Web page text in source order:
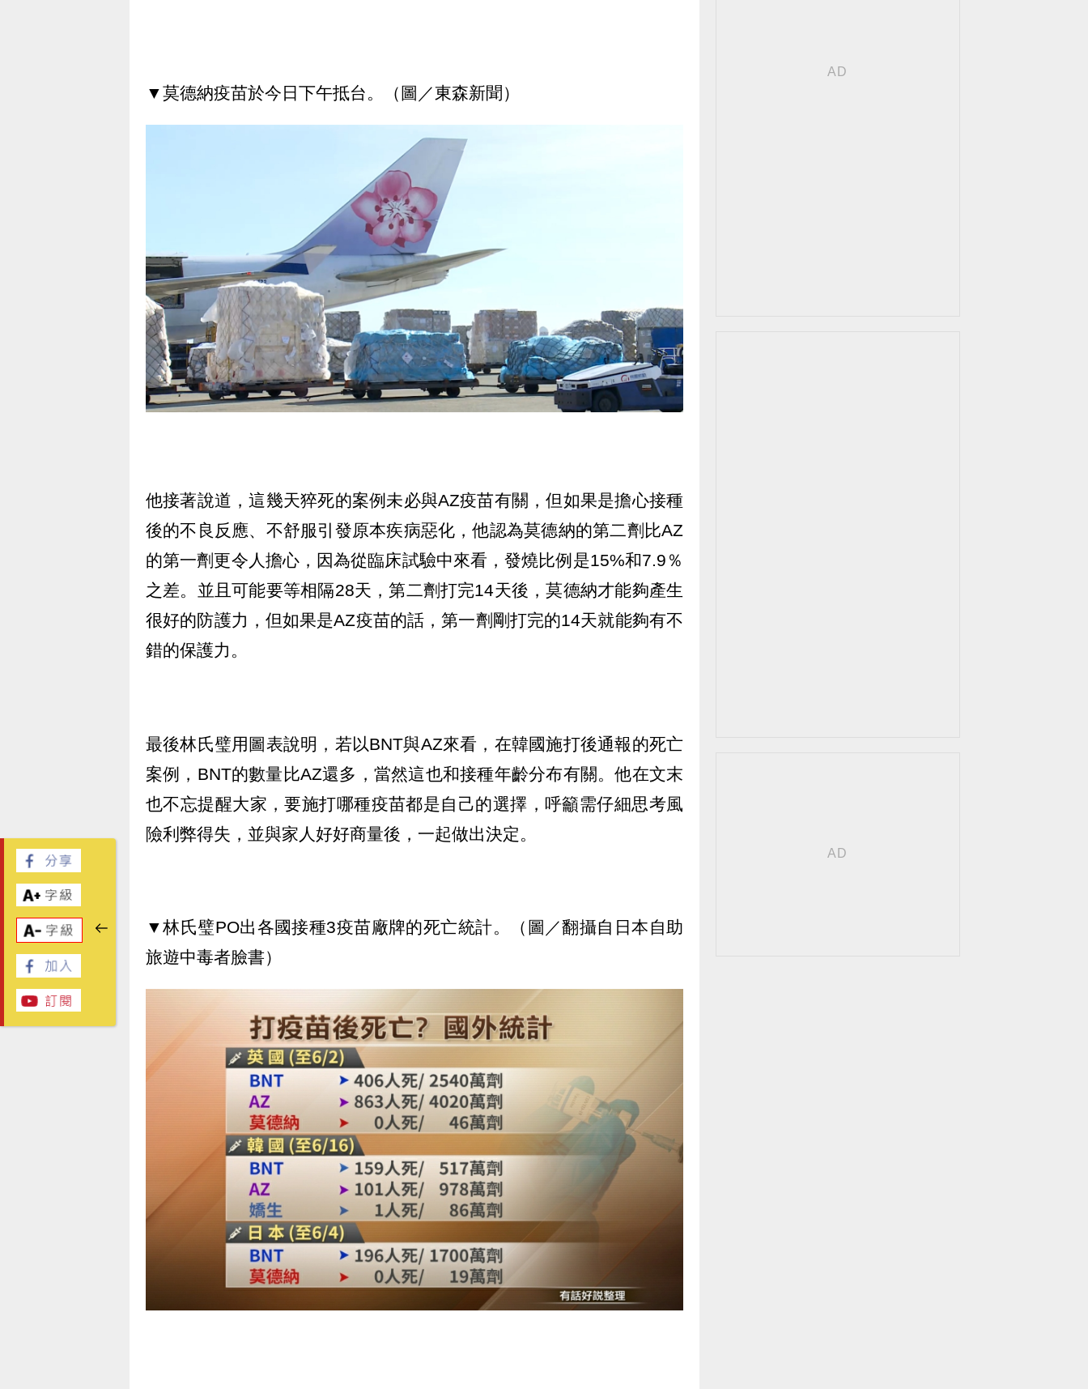
▼莫德納疫苗於今日下午抵台。（圖／東森新聞）
他接著說道，這幾天猝死的案例未必與AZ疫苗有關，但如果是擔心接種
後的不良反應、不舒服引發原本疾病惡化，他認為莫德納的第二劑比AZ
的第一劑更令人擔心，因為從臨床試驗中來看，發燒比例是15%和7.9％
之差。並且可能要等相隔28天，第二劑打完14天後，莫德納才能夠產生
很好的防護力，但如果是AZ疫苗的話，第一劑剛打完的14天就能夠有不
錯的保護力。
最後林氏璧用圖表說明，若以BNT與AZ來看，在韓國施打後通報的死亡
案例，BNT的數量比AZ還多，當然這也和接種年齡分布有關。他在文末
也不忘提醒大家，要施打哪種疫苗都是自己的選擇，呼籲需仔細思考風
險利弊得失，並與家人好好商量後，一起做出決定。
▼林氏璧PO出各國接種3疫苗廠牌的死亡統計。（圖／翻攝自日本自助
旅遊中毒者臉書）